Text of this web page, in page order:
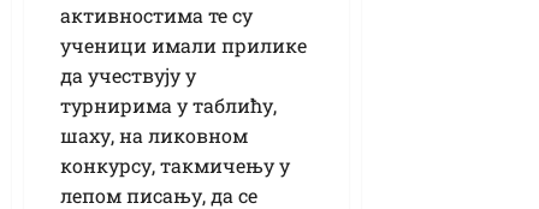
активностима те су
ученици имали прилике
да учествују у
турнирима у таблићу,
шаху, на ликовном
конкурсу, такмичењу у
лепом писању, да се